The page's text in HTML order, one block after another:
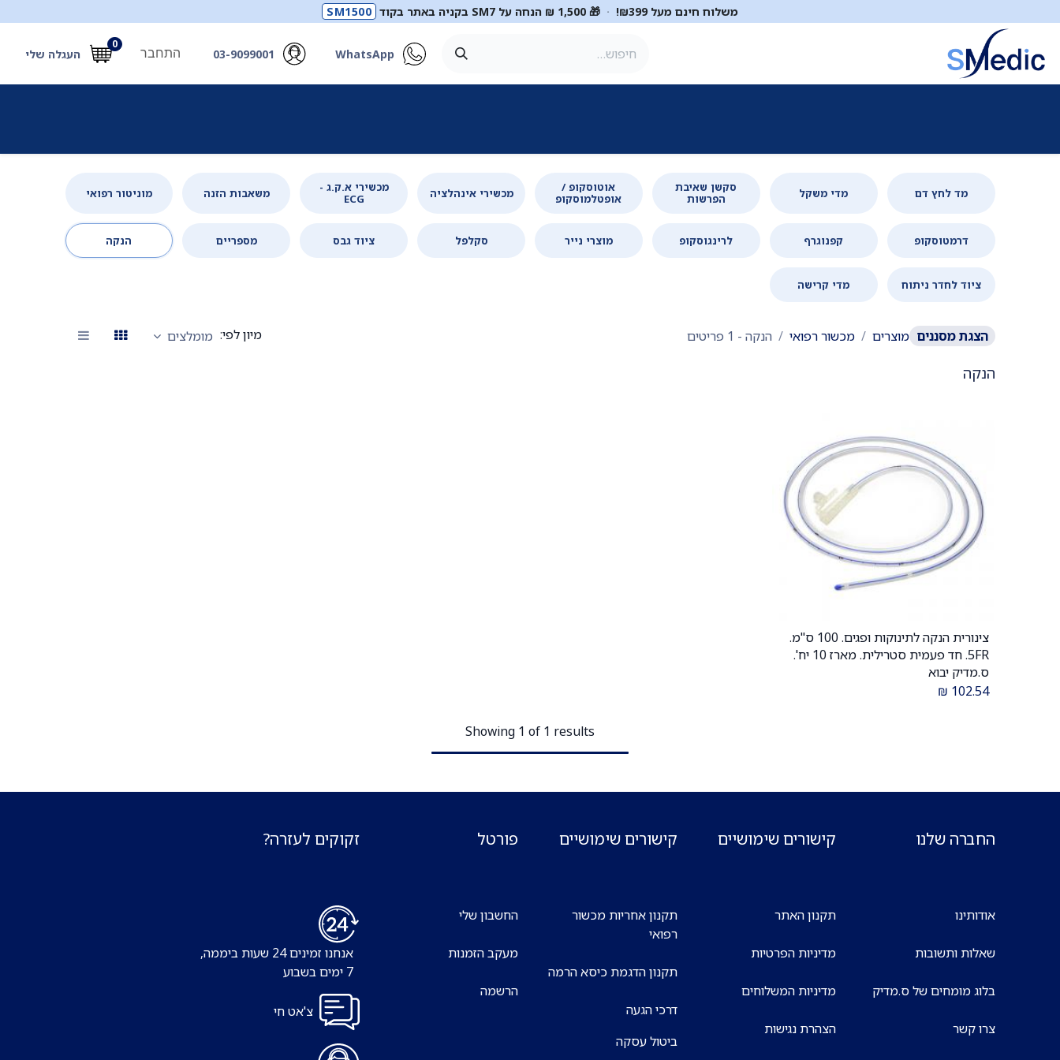
משלוח חינם מעל ₪399! · 🎁 1,500 ₪ הנחה על SM7 בקניה באתר בקוד SM1500
WhatsApp
03-9099001
0
העגלה שלי התחבר
מד לחץ דם מדי משקל
סקשן שאיבת
הפרשות
אוטוסקופ /
אופטלמוסקופ
מכשירי אינהלציה
מכשירי א.ק.ג -
ECG
משאבות הזנה מוניטור רפואי
דרמטוסקופ קפנוגרף לרינגוסקופ מוצרי נייר סקלפל ציוד גבס מספריים הנקה
ציוד לחדר ניתוח מדי קרישה
הצגת מסננים מוצרים מכשור רפואי הנקה - 1 פריטים מיון לפי: מומלצים
הנקה
הוספה לעגלה
צינורית הנקה לתינוקות ופגים. 100 ס"מ.
5FR. חד פעמית סטרילית. מארז 10 יח'.
ס.מדיק יבוא
102.54
₪
Showing 1 of 1 results
החברה שלנו
אודותינו
שאלות ותשובות
בלוג מומחים של ס.מדיק
צרו קשר
קישורים שימושיים
תקנון האתר
מדיניות הפרטיות
מדיניות המשלוחים
הצהרת נגישות
קישורים שימושיים
תקנון אחריות מכשור
רפואי
תקנון הדגמת כיסא הרמה
דרכי הגעה
ביטול עסקה
פורטל
החשבון שלי
מעקב הזמנות
הרשמה
זקוקים לעזרה?
אנחנו זמינים 24 שעות ביממה,
7 ימים בשבוע
צ'אט חי